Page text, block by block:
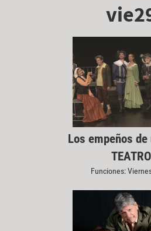
Los empeños de
TEATRO
Funciones: